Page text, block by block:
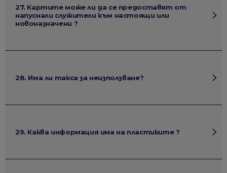
27. Картите може ли да се предоставят от
напуснали служители към настоящи или
новоназначени ?
28. Има ли такса за неизползване?
29. Каква информация има на пластиките ?